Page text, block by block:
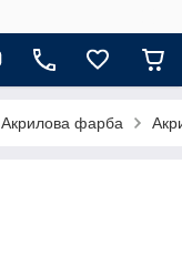
Акрилова фарба